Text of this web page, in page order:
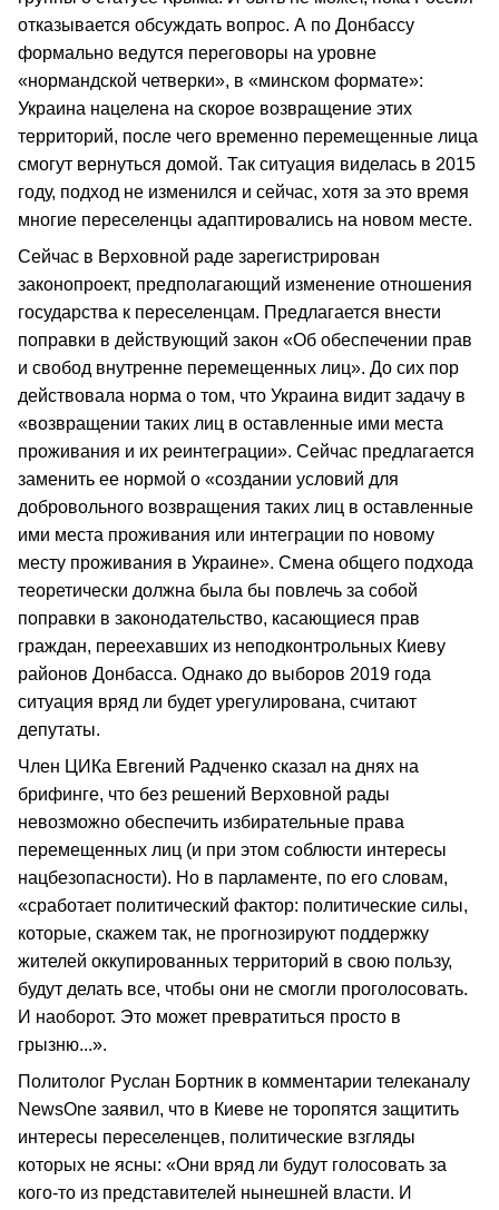
отказывается обсуждать вопрос. А по Донбассу
формально ведутся переговоры на уровне
«нормандской четверки», в «минском формате»:
Украина нацелена на скорое возвращение этих
территорий, после чего временно перемещенные лица
смогут вернуться домой. Так ситуация виделась в 2015
году, подход не изменился и сейчас, хотя за это время
многие переселенцы адаптировались на новом месте.
Сейчас в Верховной раде зарегистрирован
законопроект, предполагающий изменение отношения
государства к переселенцам. Предлагается внести
поправки в действующий закон «Об обеспечении прав
и свобод внутренне перемещенных лиц». До сих пор
действовала норма о том, что Украина видит задачу в
«возвращении таких лиц в оставленные ими места
проживания и их реинтеграции». Сейчас предлагается
заменить ее нормой о «создании условий для
добровольного возвращения таких лиц в оставленные
ими места проживания или интеграции по новому
месту проживания в Украине». Смена общего подхода
теоретически должна была бы повлечь за собой
поправки в законодательство, касающиеся прав
граждан, переехавших из неподконтрольных Киеву
районов Донбасса. Однако до выборов 2019 года
ситуация вряд ли будет урегулирована, считают
депутаты.
Член ЦИКа Евгений Радченко сказал на днях на
брифинге, что без решений Верховной рады
невозможно обеспечить избирательные права
перемещенных лиц (и при этом соблюсти интересы
нацбезопасности). Но в парламенте, по его словам,
«сработает политический фактор: политические силы,
которые, скажем так, не прогнозируют поддержку
жителей оккупированных территорий в свою пользу,
будут делать все, чтобы они не смогли проголосовать.
И наоборот. Это может превратиться просто в
грызню...».
Политолог Руслан Бортник в комментарии телеканалу
NewsOne заявил, что в Киеве не торопятся защитить
интересы переселенцев, политические взгляды
которых не ясны: «Они вряд ли будут голосовать за
кого-то из представителей нынешней власти. И